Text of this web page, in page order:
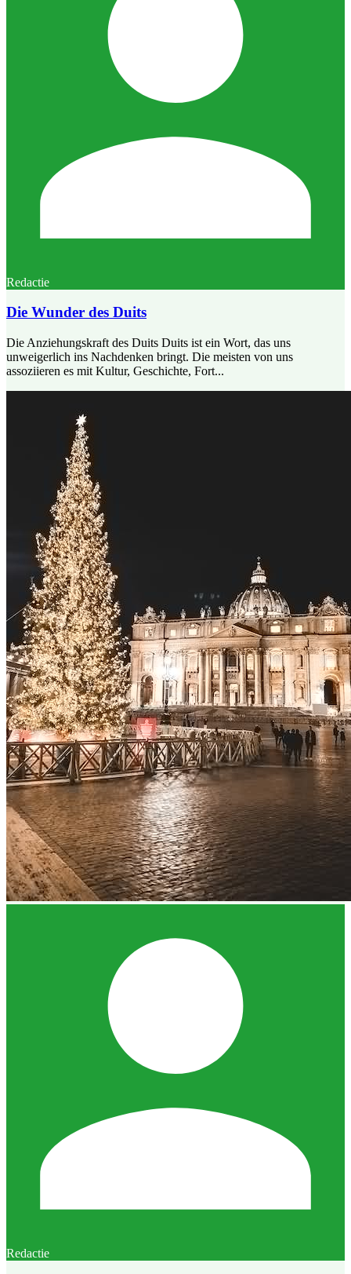
Redactie
Die Wunder des Duits
Die Anziehungskraft des Duits Duits ist ein Wort, das uns
unweigerlich ins Nachdenken bringt. Die meisten von uns
assoziieren es mit Kultur, Geschichte, Fort...
Redactie